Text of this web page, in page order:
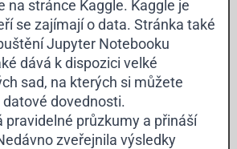
na stránce Kaggle. Kaggle je
se zajímají o data. Stránka také
Jupyter Notebooku
dává k dispozici velké
sad, na kterých si můžete
datové dovednosti.
pravidelné průzkumy a přináší
zveřejnila výsledky